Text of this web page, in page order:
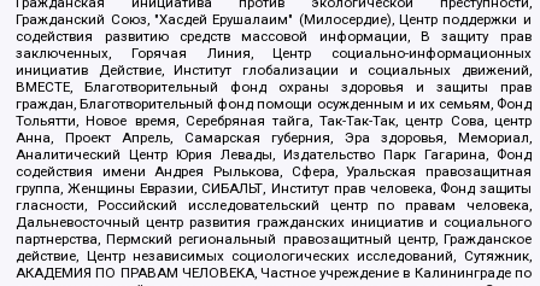
Гражданский Союз, "Хасдей Ерушалаим" (Милосердие), Центр поддержки и
содействия развитию средств массовой информации, В защиту прав
заключенных, Горячая Линия, Центр социально-информационных
инициатив Действие, Институт глобализации и социальных движений,
ВМЕСТЕ, Благотворительный фонд охраны здоровья и защиты прав
граждан, Благотворительный фонд помощи осужденным и их семьям, Фонд
Тольятти, Новое время, Серебряная тайга, Так-Так-Так, центр Сова, центр
Анна, Проект Апрель, Самарская губерния, Эра здоровья, Мемориал,
Аналитический Центр Юрия Левады, Издательство Парк Гагарина, Фонд
содействия имени Андрея Рылькова, Сфера, Уральская правозащитная
группа, Женщины Евразии, СИБАЛЬТ, Институт прав человека, Фонд защиты
гласности, Российский исследовательский центр по правам человека,
Дальневосточный центр развития гражданских инициатив и социального
партнерства, Пермский региональный правозащитный центр, Гражданское
действие, Центр независимых социологических исследований, Сутяжник,
АКАДЕМИЯ ПО ПРАВАМ ЧЕЛОВЕКА, Частное учреждение в Калининграде по